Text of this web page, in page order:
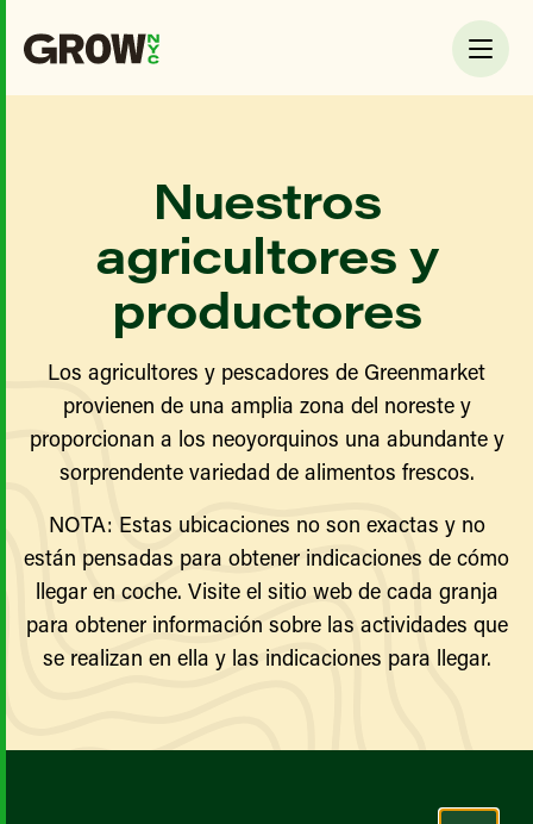
Nuestros
agricultores y
productores
Los agricultores y pescadores de Greenmarket
provienen de una amplia zona del noreste y
proporcionan a los neoyorquinos una abundante y
sorprendente variedad de alimentos frescos.
NOTA: Estas ubicaciones no son exactas y no
están pensadas para obtener indicaciones de cómo
llegar en coche. Visite el sitio web de cada granja
para obtener información sobre las actividades que
se realizan en ella y las indicaciones para llegar.